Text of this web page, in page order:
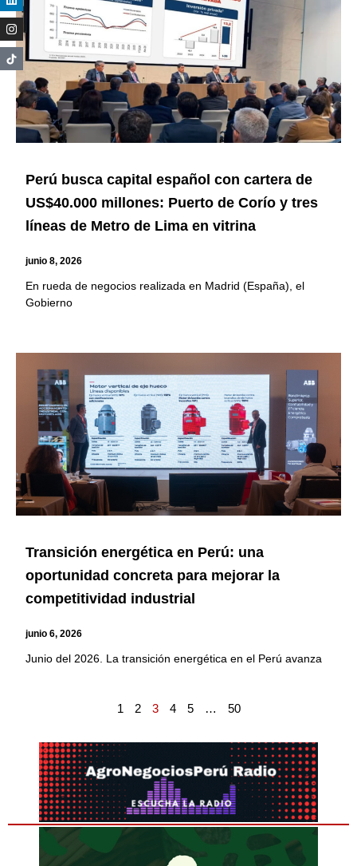
Perú busca capital español con cartera de
US$40.000 millones: Puerto de Corío y tres
líneas de Metro de Lima en vitrina
junio 8, 2026
En rueda de negocios realizada en Madrid (España), el
Gobierno
Transición energética en Perú: una
oportunidad concreta para mejorar la
competitividad industrial
junio 6, 2026
Junio del 2026. La transición energética en el Perú avanza
1 2 3 4 5 … 50